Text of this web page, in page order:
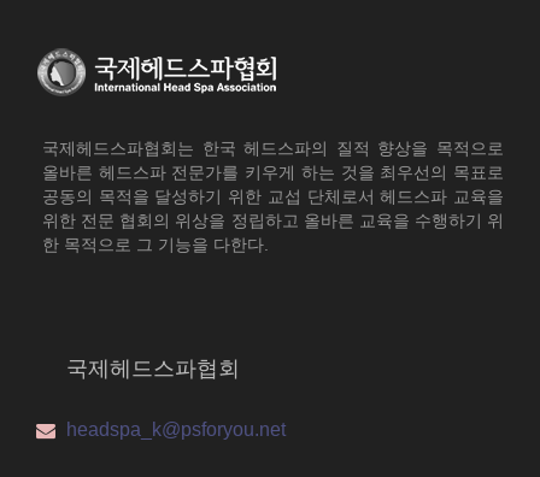
국제헤드스파협회는 한국 헤드스파의 질적 향상을 목적으로
올바른 헤드스파 전문가를 키우게 하는 것을 최우선의 목표로
공동의 목적을 달성하기 위한 교섭 단체로서 헤드스파 교육을
위한 전문 협회의 위상을 정립하고 올바른 교육을 수행하기 위
한 목적으로 그 기능을 다한다.
국제헤드스파협회
headspa_k@psforyou.net